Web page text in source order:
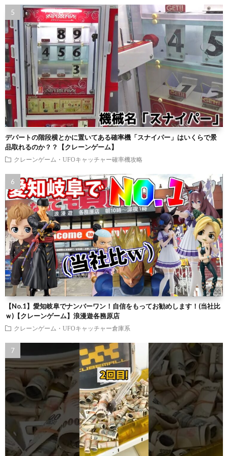
デパートの階段横とかに置いてある確率機「スナイパー」はいくらで景
品取れるのか？？【クレーンゲーム】
クレーンゲーム・UFOキャッチャー確率機攻略
【No.1】愛知岐阜でナンバーワン！自信をもってお勧めします！(当社比
ｗ)【クレーンゲーム】浪漫遊各務原店
クレーンゲーム・UFOキャッチャー倉庫系